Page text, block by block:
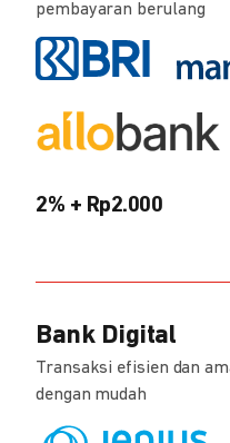
pembayaran berulang
2% + Rp2.000
Bank Digital
Transaksi efisien dan
dengan mudah